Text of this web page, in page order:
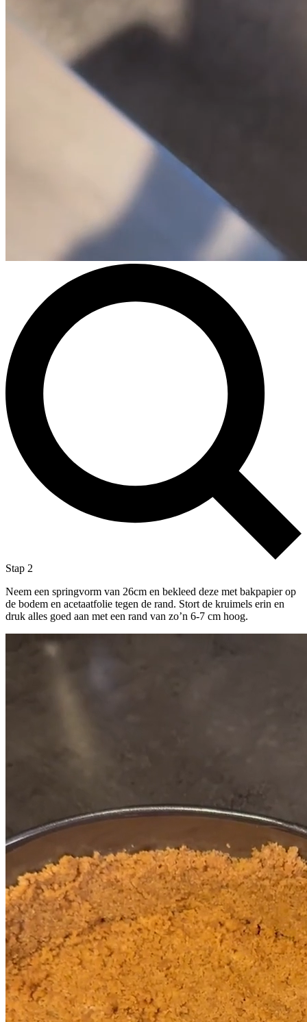
Stap 2
Neem een springvorm van 26cm en bekleed deze met bakpapier op
de bodem en acetaatfolie tegen de rand. Stort de kruimels erin en
druk alles goed aan met een rand van zo’n 6-7 cm hoog.